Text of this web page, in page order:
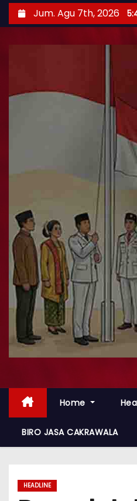
Jum. Agu 7th, 2026
Home
BIRO JASA CAKRAWALA
HEADLINE